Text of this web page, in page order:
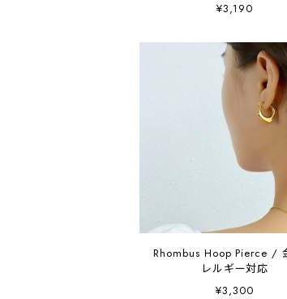
¥3,190
Rhombus Hoop Pierce /
レルギー対応
¥3,300